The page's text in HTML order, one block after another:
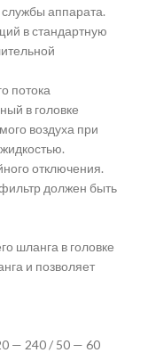
аппарата.
в стандартную
потока
в головке
воздуха при
отключения.
должен быть
шланга в головке
и позволяет
— 240 / 50 — 60